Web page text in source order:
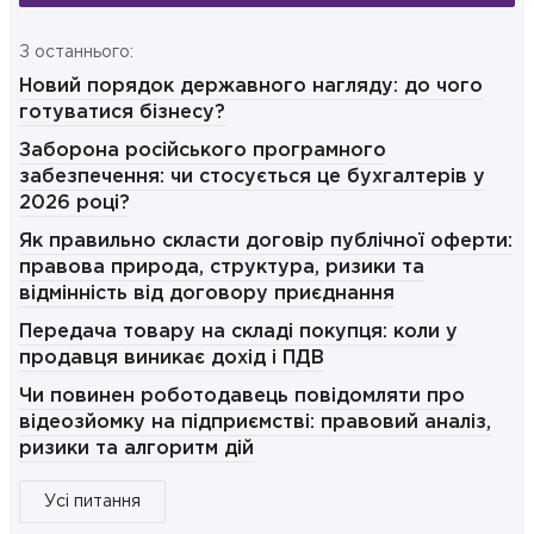
З останнього:
Новий порядок державного нагляду: до чого
готуватися бізнесу?
Заборона російського програмного
забезпечення: чи стосується це бухгалтерів у
2026 році?
Як правильно скласти договір публічної оферти:
правова природа, структура, ризики та
відмінність від договору приєднання
Передача товару на складі покупця: коли у
продавця виникає дохід і ПДВ
Чи повинен роботодавець повідомляти про
відеозйомку на підприємстві: правовий аналіз,
ризики та алгоритм дій
Усі питання